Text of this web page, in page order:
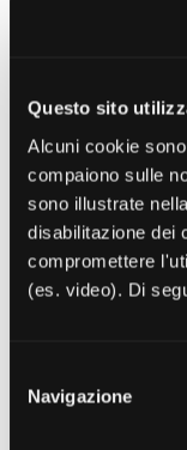
Questo sito
Alcuni cookie
compaiono sulle
sono illustrate nella
disabilitazione dei
compromettere
(es. video). Di
delNavigazione
SAT – Servizio
tel. 06 4829 4829
orari: dal lunedì al
17.00
venerdì ore 9,00-
Per incontrare di
Ordini provinciali